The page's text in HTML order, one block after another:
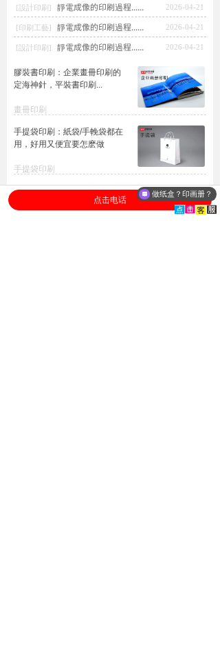
翻蓋盒定製：高檔禮品的體
現，書型盒印刷定做工廠
手提袋印刷：紙袋/手輓袋都在
用，好用又便宜要怎麽做
手提袋印刷
膠裝書印刷：企業畫冊印刷的
定海神針，平裝書印刷...
畫冊印刷
[設計印刷] 靜電成像的印刷過程...... 2026-04-21
[印刷工藝] 靜電成像的印刷過程...... 2026-04-21
[設計印刷] 靜電成像的印刷過程...... 2026-04-21
做纸盒？印画册？
点击电话